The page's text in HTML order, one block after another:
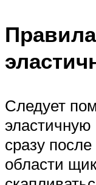
Следует
эластичную
сразу
области